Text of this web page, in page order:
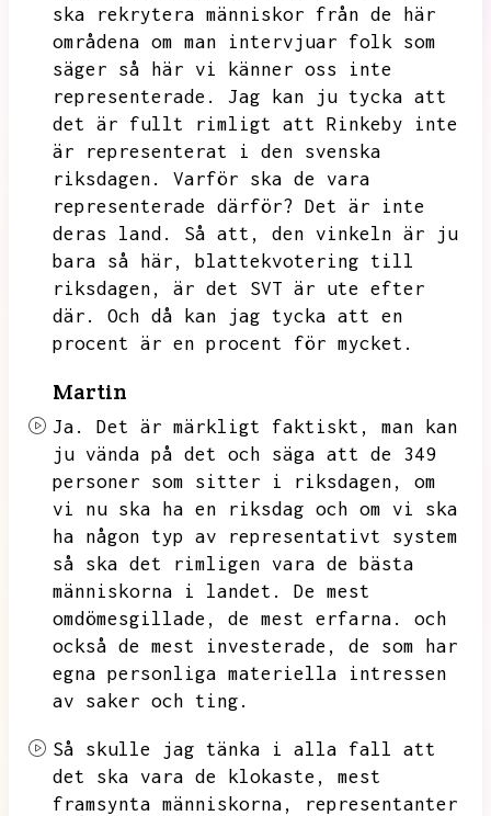
ska rekrytera människor från de här
områdena om man intervjuar folk som
säger så här vi känner oss inte
representerade.
Jag kan ju tycka att
det är fullt rimligt att Rinkeby inte
är representerat i den svenska
riksdagen.
Varför ska de vara
representerade därför? Det är inte
deras land.
Så att,
den vinkeln är ju
bara så här,
blattekvotering till
riksdagen,
är det SVT är ute efter
där.
Och då kan jag tycka att en
procent är en procent för mycket.
Martin
Ja. Det är märkligt faktiskt,
man kan
ju vända på det och säga att de 349
personer som sitter i riksdagen,
om
vi nu ska ha en riksdag och om vi ska
ha någon typ av representativt system
så ska det rimligen vara de bästa
människorna i landet.
De mest
omdömesgillade,
de mest erfarna.
och
också de mest investerade,
de som har
egna personliga materiella intressen
av saker och ting.
Så skulle jag tänka i alla fall att
det ska vara de klokaste,
mest
framsynta människorna,
representanter